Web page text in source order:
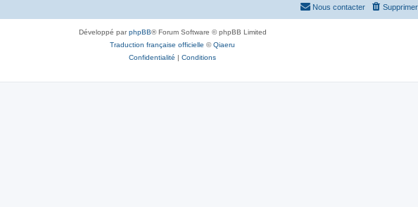
Nous contacter
Développé parphpBB® Forum Software © phpBB Limited
Traduction française officielle ©Qiaeru
Confidentialité | Conditions